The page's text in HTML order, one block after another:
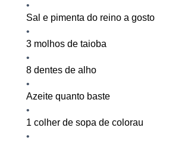
Sal e pimenta do reino a gosto
3 molhos de taioba
8 dentes de alho
Azeite quanto baste
1 colher de sopa de colorau